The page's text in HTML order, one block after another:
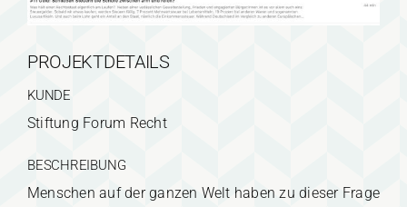
PROJEKTDETAILS
KUNDE
Stiftung Forum Recht
BESCHREIBUNG
Menschen auf der ganzen Welt haben zu dieser Frage